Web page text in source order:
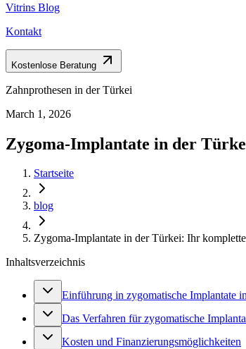
Vitrins Blog
Kontakt
Kostenlose Beratung
Zahnprothesen in der Türkei
March 1, 2026
Zygoma-Implantate in der
Startseite
blog
Zygoma-Implantate in der Türkei: Ihr
Inhaltsverzeichnis
Einführung in zygomatische Implantate
Das Verfahren für zygomatische
Kosten und Finanzierungsmöglichkeiten